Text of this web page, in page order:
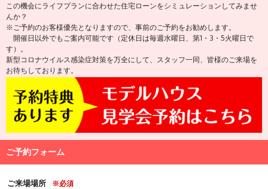
この機会にライフプランに合わせた住宅ローンをシミュレーションしてみませ
んか？
※ご予約のお客様優先となりますので、事前のご予約をお勧めします。
開催日以外でもご案内可能です（定休日は毎週水曜日、第1・3・5火曜日で
す）。
新型コロナウイルス感染症対策を万全にして、スタッフ一同、皆様のご来場を
お待ちしております。
ご予約フォーム
ご来場場所 ※必須